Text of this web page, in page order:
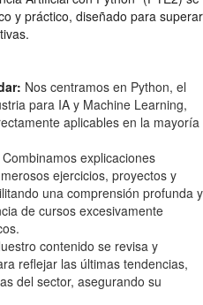
y práctico, diseñado para superar
Nos centramos en Python, el
para IA y Machine Learning,
aplicables en la mayoría
Combinamos explicaciones
ejercicios, proyectos y
una comprensión profunda y
de cursos excesivamente
contenido se revisa y
reflejar las últimas tendencias,
del sector, asegurando su